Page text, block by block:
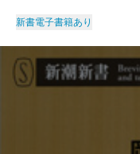
新書電子書籍あり